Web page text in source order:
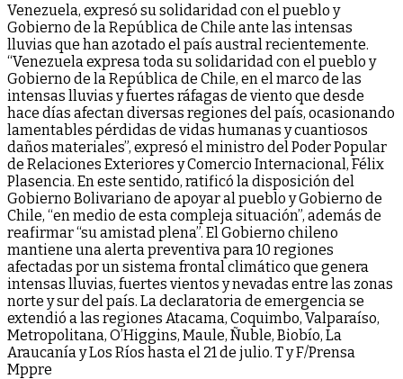
Venezuela, expresó su solidaridad con el pueblo y
Gobierno de la República de Chile ante las intensas
lluvias que han azotado el país austral recientemente.
“Venezuela expresa toda su solidaridad con el pueblo y
Gobierno de la República de Chile, en el marco de las
intensas lluvias y fuertes ráfagas de viento que desde
hace días afectan diversas regiones del país, ocasionando
lamentables pérdidas de vidas humanas y cuantiosos
daños materiales”, expresó el ministro del Poder Popular
de Relaciones Exteriores y Comercio Internacional, Félix
Plasencia. En este sentido, ratificó la disposición del
Gobierno Bolivariano de apoyar al pueblo y Gobierno de
Chile, “en medio de esta compleja situación”, además de
reafirmar “su amistad plena”. El Gobierno chileno
mantiene una alerta preventiva para 10 regiones
afectadas por un sistema frontal climático que genera
intensas lluvias, fuertes vientos y nevadas entre las zonas
norte y sur del país. La declaratoria de emergencia se
extendió a las regiones Atacama, Coquimbo, Valparaíso,
Metropolitana, O’Higgins, Maule, Ñuble, Biobío, La
Araucanía y Los Ríos hasta el 21 de julio. T y F/Prensa
Mppre